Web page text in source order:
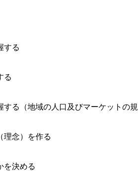
する
る
る（地域の人口及びマーケットの規
念）を作る
を決める